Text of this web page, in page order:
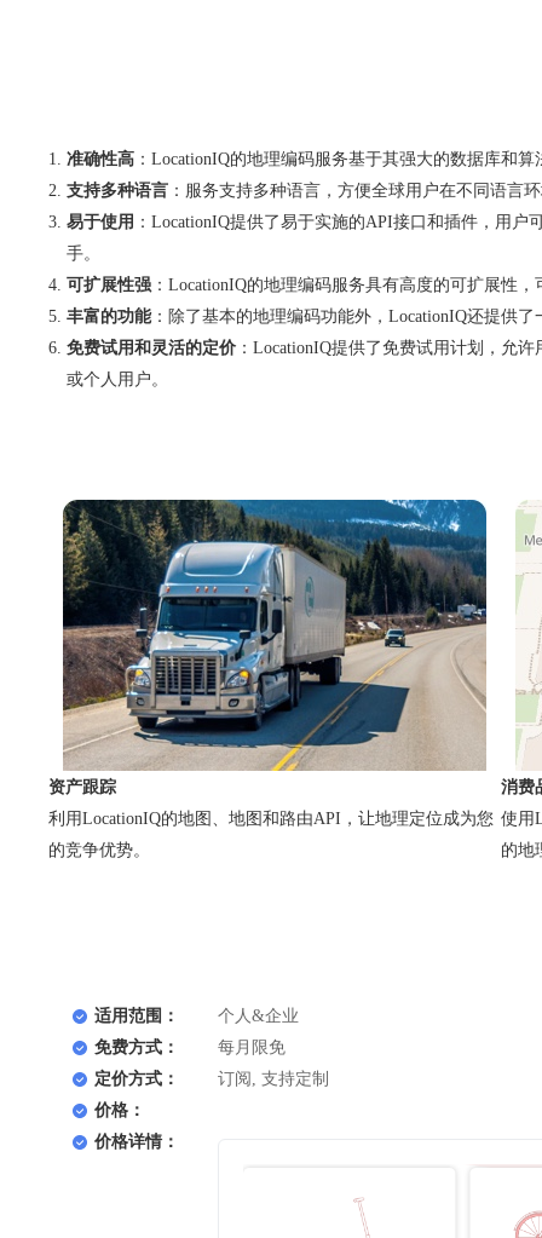
准确性高 ：LocationIQ的地理编码服务基于其强大的数据库和
支持多种语言 ：服务支持多种语言，方便全球用户在不同语言
易于使用 ：LocationIQ提供了易于实施的API接口和插件，用
手。
可扩展性强 ：LocationIQ的地理编码服务具有高度的可扩展性
丰富的功能：除了基本的地理编码功能外，LocationIQ还提供
免费试用和灵活的定价 ：LocationIQ提供了免费试用计划，允
或个人用户。
资产跟踪
利用LocationIQ的地图、地图和路由API，让地理定位成为您
的竞争优势。
消费
使用
的地
适用范围：
个人&企业
免费方式：
每月限免
定价方式：
订阅, 支持定制
价格：
价格详情：